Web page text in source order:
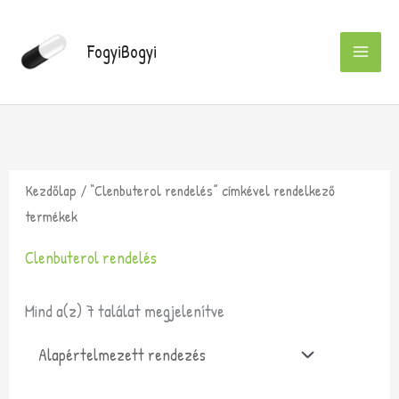
content
FogyiBogyi
Kezdőlap / “Clenbuterol rendelés” címkével rendelkező
termékek
Clenbuterol rendelés
Mind a(z) 7 találat megjelenítve